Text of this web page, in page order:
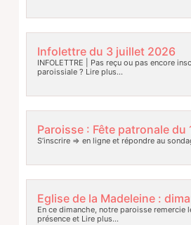
Infolettre du 3 juillet 2026
INFOLETTRE | Pas reçu ou pas encore
paroissiale ? Lire plus…
Paroisse : Fête patronale du
S’inscrire => en ligne et répondre au
Eglise de la Madeleine :
En ce dimanche, notre paroisse remercie
présence etLire plus…